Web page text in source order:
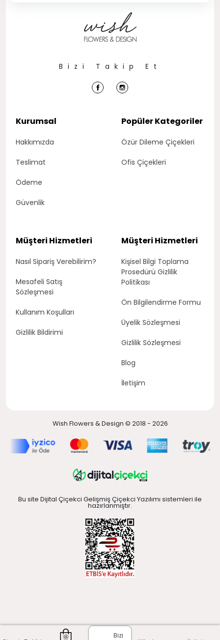
Kurumsal
Hakkımızda
Teslimat
Ödeme
Güvenlik
Popüler Kategoriler
Özür Dileme Çiçekleri
Ofis Çiçekleri
Bizi Takip Et
Müşteri Hizmetleri
Nasıl Sipariş Verebilirim?
Mesafeli Satış
Sözleşmesi
Kullanım Koşulları
Gizlilik Bildirimi
Müşteri Hizmetleri
Kişisel Bilgi Toplama
Prosedürü Gizlilik
Politikası
Ön Bilgilendirme Formu
Üyelik Sözleşmesi
Gizlilik Sözleşmesi
Blog
İletişim
Wish Flowers & Design © 2018 - 2026
Bu site Dijital Çiçekci Gelişmiş Çiçekci Yazılımı sistemleri ile
hazırlanmıştır.
Bizi